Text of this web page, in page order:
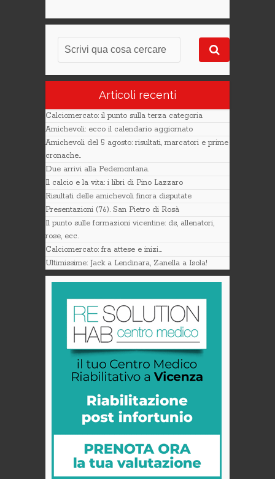
Articoli recenti
Calciomercato: il punto sulla terza categoria
Amichevoli: ecco il calendario aggiornato
Amichevoli del 5 agosto: risultati, marcatori e prime
cronache..
Due arrivi alla Pedemontana.
Il calcio e la vita: i libri di Pino Lazzaro
Risultati delle amichevoli finora disputate
Presentazioni (76). San Pietro di Rosà
Il punto sulle formazioni vicentine: ds, allenatori,
rose, ecc.
Calciomercato: fra attese e inizi…
Ultimissime: Jack a Lendinara, Zanella a Isola!